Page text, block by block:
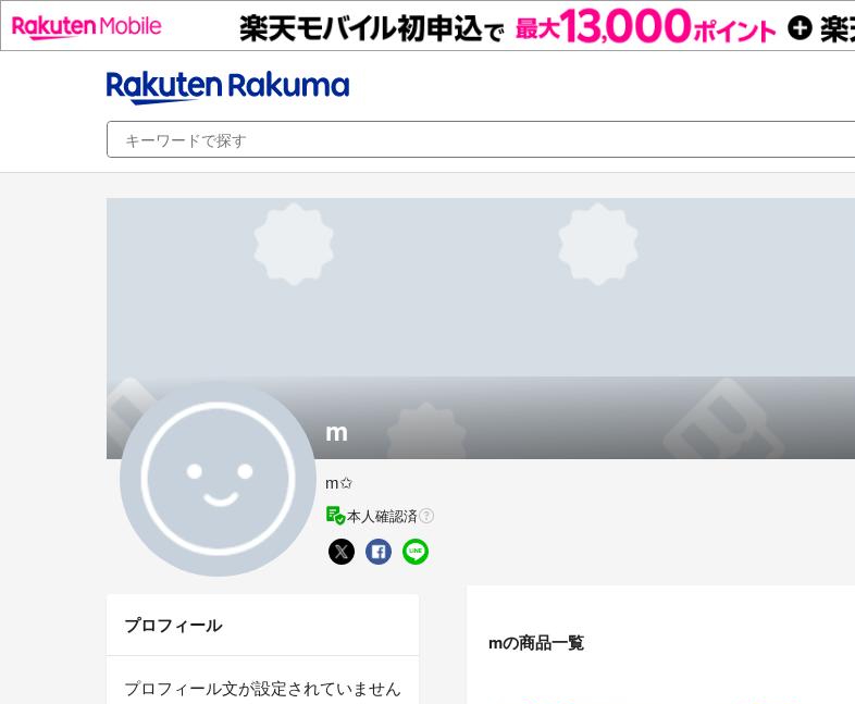
m
m︎✩
本人確認済
mの商品一覧
プロフィール
プロフィール文が設定されていません